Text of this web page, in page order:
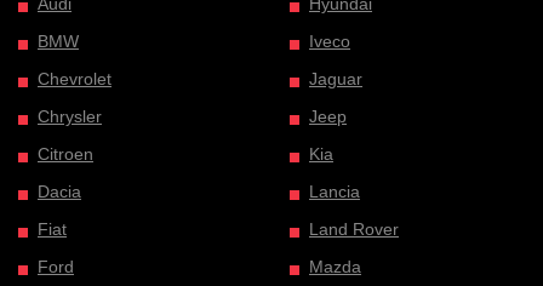
BMW
Chevrolet
Chrysler
Citroen
Dacia
Fiat
Ford
Iveco
Jaguar
Jeep
Kia
Lancia
Land Rover
Mazda